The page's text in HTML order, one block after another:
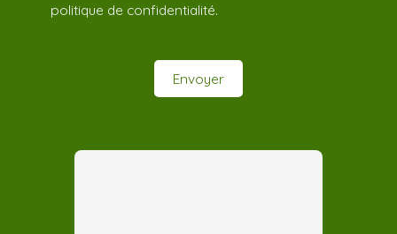
politique de confidentialité.
Envoyer